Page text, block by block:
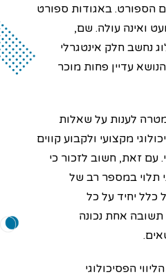
הספורט. באגודות ספורט
ואינה עולה. שם,
נחשב חלק אינטגרלי
עדיין פחות מוכר
לענות על שאלות
מקצועי ולקבוע קווים
עם זאת, חשוב לזכור כי
תלוי במספר רב של
כלל יחיד על כל
אחת נכונה
הפסיכולוגי